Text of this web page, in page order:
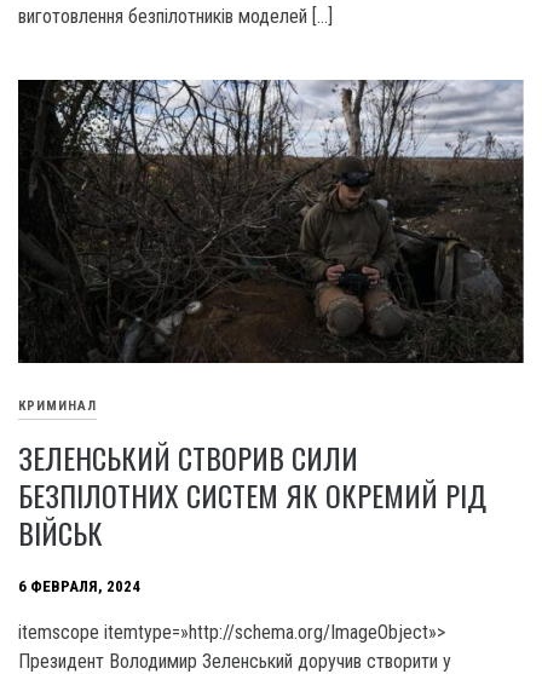
виготовлення безпілотників моделей […]
КРИМИНАЛ
ЗЕЛЕНСЬКИЙ СТВОРИВ СИЛИ
БЕЗПІЛОТНИХ СИСТЕМ ЯК ОКРЕМИЙ РІД
ВІЙСЬК
6 ФЕВРАЛЯ, 2024
itemscope itemtype=»http://schema.org/ImageObject»>
Президент Володимир Зеленський доручив створити у